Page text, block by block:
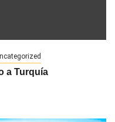
a Turquía